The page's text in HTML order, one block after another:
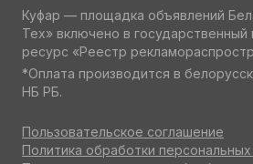
Куфар — площадка объявлений
Тех» включено в
ресурс «Реестр
*Оплата производится в
НБ РБ.
Пользовательское соглашение
Политика обработки